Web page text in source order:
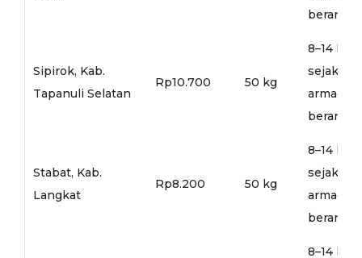
Sipirok, Kab.
Tapanuli Selatan
Rp10.700 50 kg
8–14 hari
sejak
armada
Stabat, Kab.
Langkat
Rp8.200 50 kg
8–14 hari
sejak
armada
8–14 hari